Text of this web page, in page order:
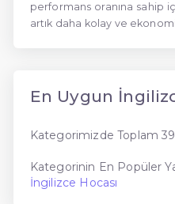
performans oranına sahip
artık daha kolay ve
En Uygun
Kategorimizde Toplam 39
Kategorinin En Popüler
İngilizce Hocası